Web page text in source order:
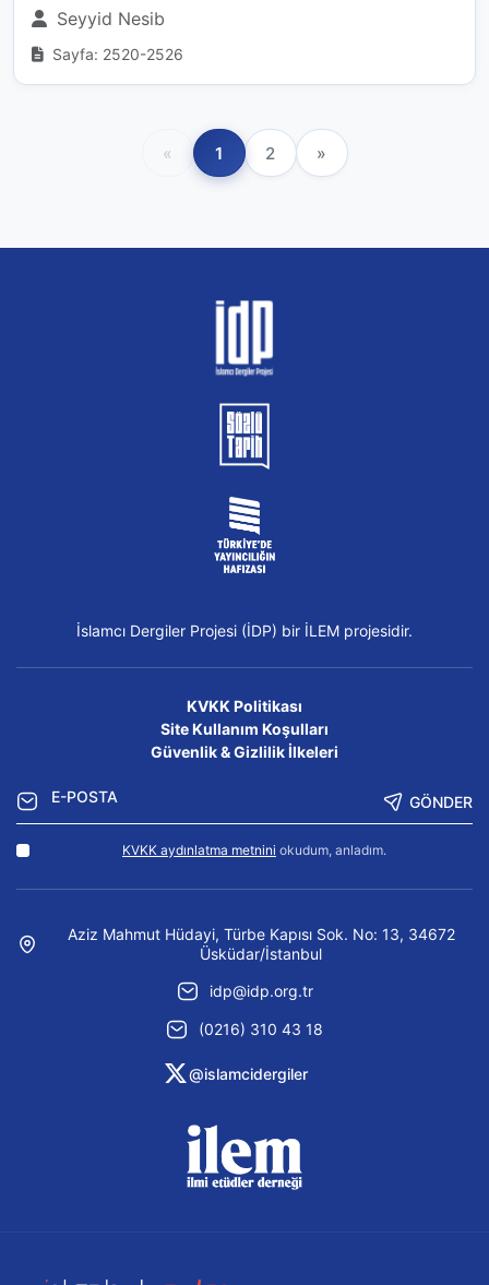
Seyyid Nesib
Sayfa: 2520-2526
« 1 2 »
İslamcı Dergiler Projesi (İDP) bir İLEM projesidir.
KVKK Politikası
Site Kullanım Koşulları
Güvenlik & Gizlilik İlkeleri
GÖNDER
KVKK aydınlatma metnini okudum, anladım.
Aziz Mahmut Hüdayi, Türbe Kapısı Sok. No: 13, 34672
Üsküdar/İstanbul
idp@idp.org.tr
(0216) 310 43 18
@islamcidergiler